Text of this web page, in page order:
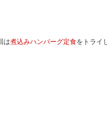
は煮込みハンバーグ定食をトライ